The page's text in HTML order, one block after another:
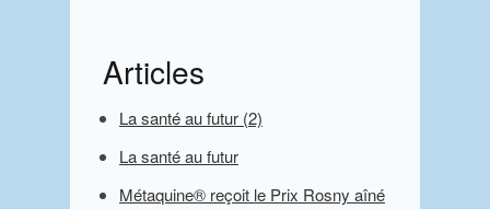
Articles
La santé au futur (2)
La santé au futur
Métaquine® reçoit le Prix Rosny aîné